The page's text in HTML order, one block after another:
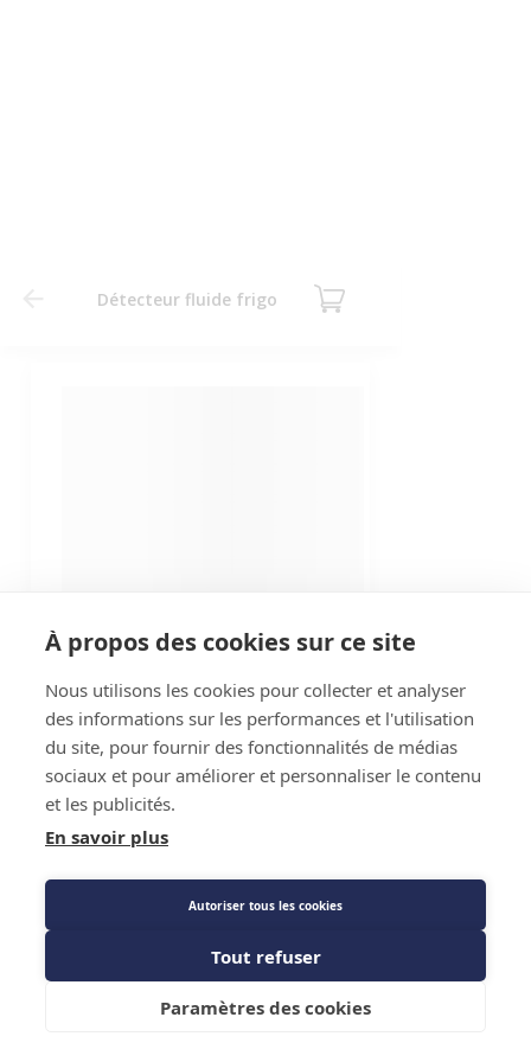
Détecteur fluide frigo
À propos des cookies sur ce site
Nous utilisons les cookies pour collecter et analyser
des informations sur les performances et l'utilisation
du site, pour fournir des fonctionnalités de médias
sociaux et pour améliorer et personnaliser le contenu
et les publicités.
En savoir plus
Autoriser tous les cookies
Tout refuser
Paramètres des cookies